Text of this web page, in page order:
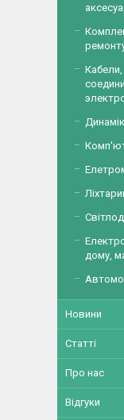
дому,
Новини
Статті
Про нас
Відгуки